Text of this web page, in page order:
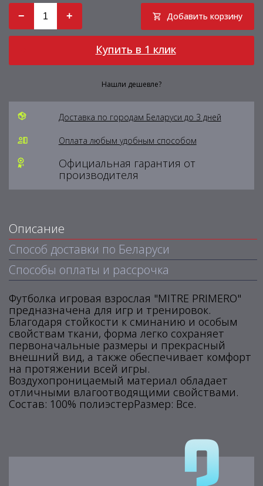
− + Добавить корзину
Купить в 1 клик
Нашли дешевле?
Доставка по городам Беларуси до 3 дней
Оплата любым удобным способом
Официальная гарантия от
производителя
Описание
Способ доставки по Беларуси
Способы оплаты и рассрочка
Футболка игровая взрослая "MITRE PRIMERO"
предназначена для игр и тренировок.
Благодаря стойкости к сминанию и особым
свойствам ткани, форма легко сохраняет
первоначальные размеры и прекрасный
внешний вид, а также обеспечивает комфорт
на протяжении всей игры.
Воздухопроницаемый материал обладает
отличными влагоотводящими свойствами.
Состав: 100% полиэстерРазмер: Все.